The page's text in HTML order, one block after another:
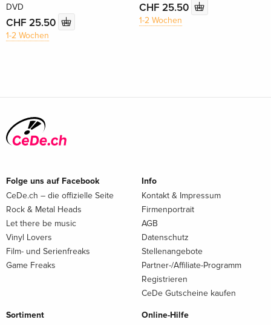
DVD
CHF 25.50
1-2 Wochen
CHF 25.50
1-2 Wochen
Folge uns auf Facebook
CeDe.ch – die offizielle Seite
Rock & Metal Heads
Let there be music
Vinyl Lovers
Film- und Serienfreaks
Game Freaks
Info
Kontakt & Impressum
Firmenportrait
AGB
Datenschutz
Stellenangebote
Partner-/Affiliate-Programm
Registrieren
CeDe Gutscheine kaufen
Sortiment
Online-Hilfe